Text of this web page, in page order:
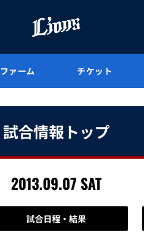
ファーム チケット
試合情報トップ
2013.09.07 SAT
試合日程・結果